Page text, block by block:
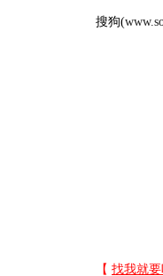
搜狗(